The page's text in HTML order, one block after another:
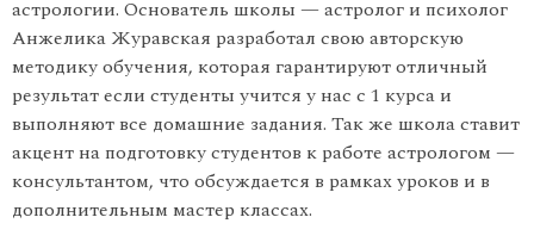
астрологии. Основатель школы — астролог и психолог
Анжелика Журавская разработал свою авторскую
методику обучения, которая гарантируют отличный
результат если студенты учится у нас с 1 курса и
выполняют все домашние задания. Так же школа ставит
акцент на подготовку студентов к работе астрологом —
консультантом, что обсуждается в рамках уроков и в
дополнительным мастер классах.